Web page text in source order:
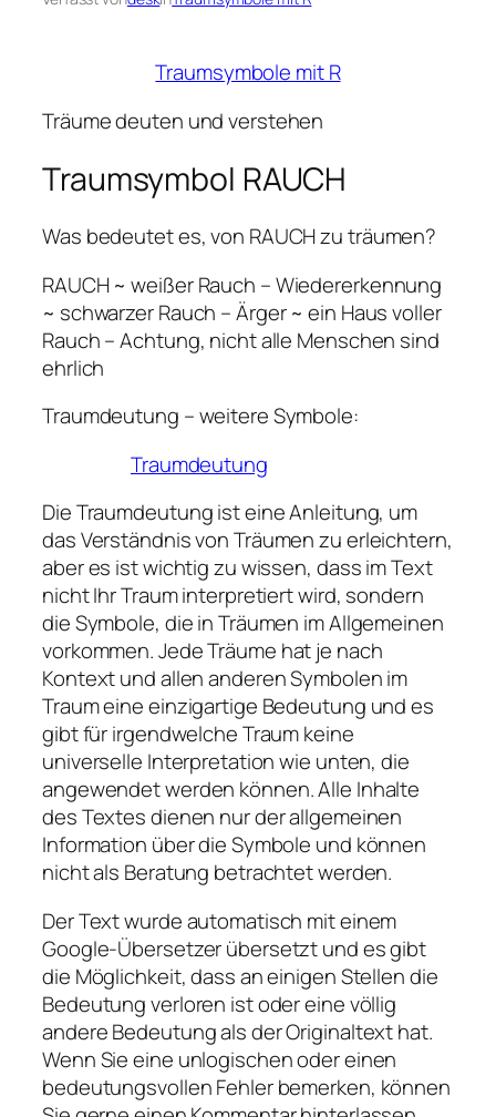
Traumsymbole mit R
Träume deuten und verstehen
Traumsymbol RAUCH
Was bedeutet es, von RAUCH zu träumen?
RAUCH ~ weißer Rauch – Wiedererkennung
~ schwarzer Rauch – Ärger ~ ein Haus voller
Rauch – Achtung, nicht alle Menschen sind
ehrlich
Traumdeutung – weitere Symbole:
Traumdeutung
Die Traumdeutung ist eine Anleitung, um
das Verständnis von Träumen zu erleichtern,
aber es ist wichtig zu wissen, dass im Text
nicht Ihr Traum interpretiert wird, sondern
die Symbole, die in Träumen im Allgemeinen
vorkommen. Jede Träume hat je nach
Kontext und allen anderen Symbolen im
Traum eine einzigartige Bedeutung und es
gibt für irgendwelche Traum keine
universelle Interpretation wie unten, die
angewendet werden können. Alle Inhalte
des Textes dienen nur der allgemeinen
Information über die Symbole und können
nicht als Beratung betrachtet werden.
Der Text wurde automatisch mit einem
Google-Übersetzer übersetzt und es gibt
die Möglichkeit, dass an einigen Stellen die
Bedeutung verloren ist oder eine völlig
andere Bedeutung als der Originaltext hat.
Wenn Sie eine unlogischen oder einen
bedeutungsvollen Fehler bemerken, können